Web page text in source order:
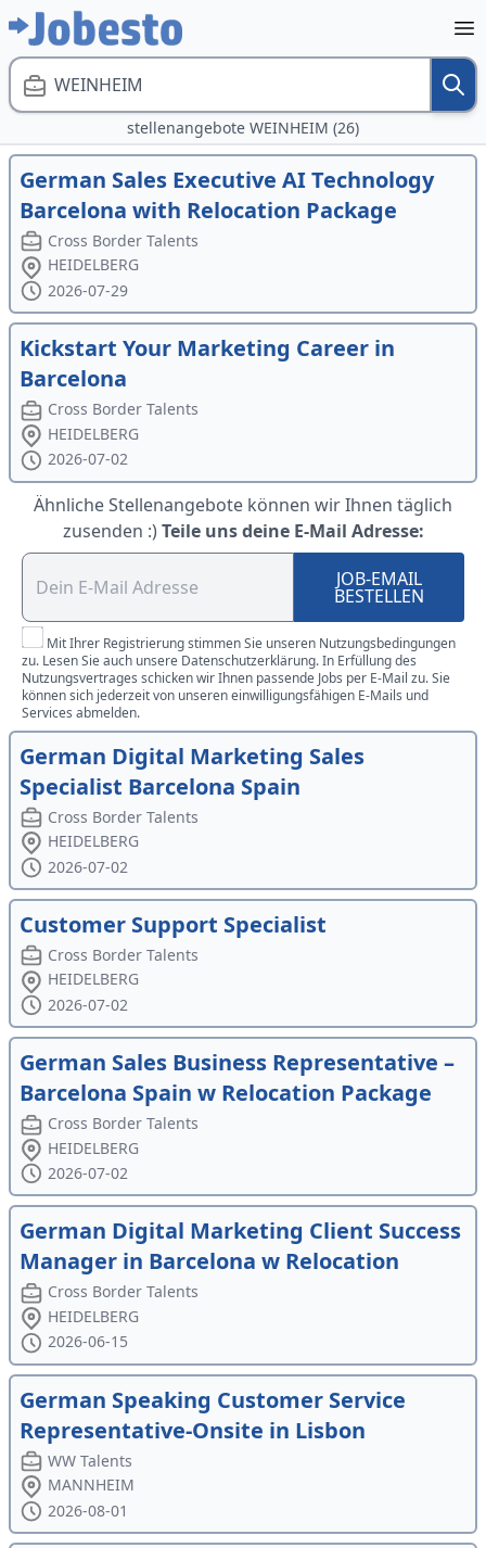
WEINHEIM
stellenangebote WEINHEIM (26)
German Sales Executive AI Technology
Barcelona with Relocation Package
Cross Border Talents
HEIDELBERG
2026-07-29
Kickstart Your Marketing Career in
Barcelona
Cross Border Talents
HEIDELBERG
2026-07-02
Ähnliche Stellenangebote können wir Ihnen täglich
zusenden :) Teile uns deine E-Mail Adresse:
JOB-EMAIL
BESTELLEN
Mit Ihrer Registrierung stimmen Sie unseren Nutzungsbedingungen
zu. Lesen Sie auch unsere Datenschutzerklärung. In Erfüllung des
Nutzungsvertrages schicken wir Ihnen passende Jobs per E-Mail zu. Sie
können sich jederzeit von unseren einwilligungsfähigen E-Mails und
Services abmelden.
German Digital Marketing Sales
Specialist Barcelona Spain
Cross Border Talents
HEIDELBERG
2026-07-02
Customer Support Specialist
Cross Border Talents
HEIDELBERG
2026-07-02
German Sales Business Representative –
Barcelona Spain w Relocation Package
Cross Border Talents
HEIDELBERG
2026-07-02
German Digital Marketing Client Success
Manager in Barcelona w Relocation
Cross Border Talents
HEIDELBERG
2026-06-15
German Speaking Customer Service
Representative-Onsite in Lisbon
WW Talents
MANNHEIM
2026-08-01